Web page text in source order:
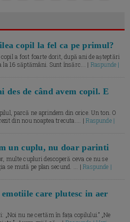
copil la fel ca pe primul?
a fost foarte dorit, după ani de așteptări
la 16 săptămâni. Sunt însărc... | Raspunde |
des de când avem copil. E
parcă ne aprindem din orice. Un ton. O
din nou noaptea trecuta.... |Raspunde |
un cuplu, nu doar parinti
multe cupluri descoperă ceva ce nu se
se mută pe plan secund. ... |Raspunde |
care plutesc in aer
„Noi nu ne certăm în fața copilului.” „Ne